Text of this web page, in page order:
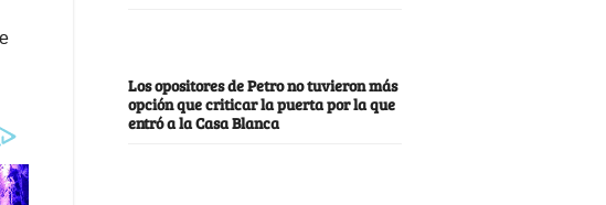
Los opositores de Petro no tuvieron más
opción que criticar la puerta por la que
entró a la Casa Blanca